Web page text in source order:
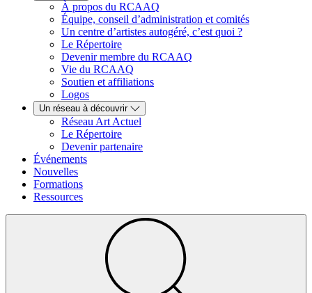
À propos du RCAAQ
Équipe, conseil d’administration et comités
Un centre d’artistes autogéré, c’est quoi ?
Le Répertoire
Devenir membre du RCAAQ
Vie du RCAAQ
Soutien et affiliations
Logos
Un réseau à découvrir
Réseau Art Actuel
Le Répertoire
Devenir partenaire
Événements
Nouvelles
Formations
Ressources